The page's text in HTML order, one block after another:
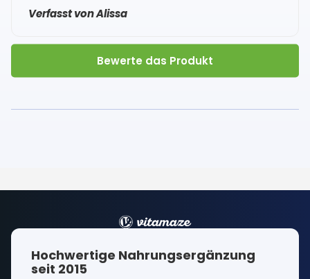
Verfasst von Alissa
Bewerte das Produkt
Hochwertige Nahrungsergänzung
seit 2015